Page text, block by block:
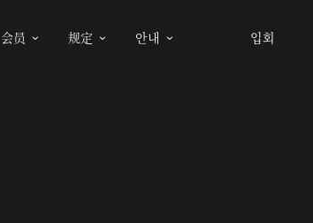
会员  规定  안내  입회